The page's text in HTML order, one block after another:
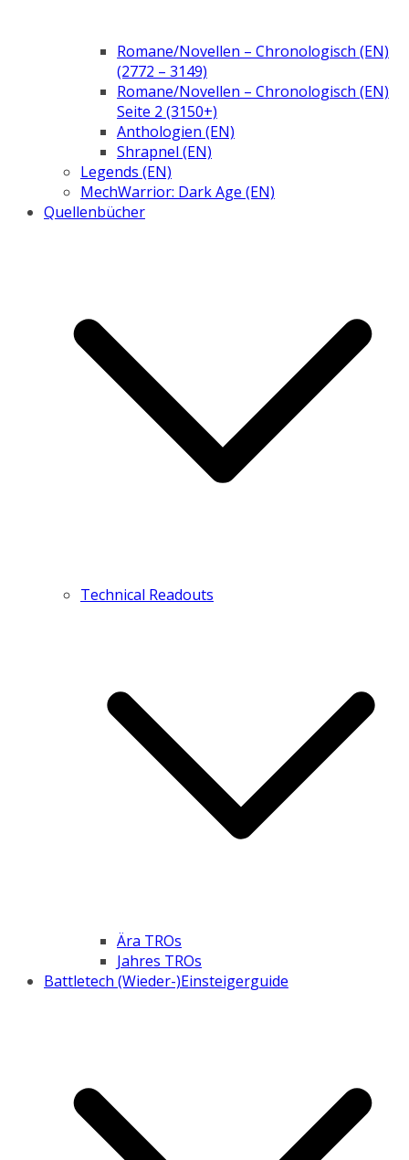
Romane/Novellen – Chronologisch (EN)
(2772 – 3149)
Romane/Novellen – Chronologisch (EN)
Seite 2 (3150+)
Anthologien (EN)
Shrapnel (EN)
Legends (EN)
MechWarrior: Dark Age (EN)
Quellenbücher
Technical Readouts
Ära TROs
Jahres TROs
Battletech (Wieder-)Einsteigerguide